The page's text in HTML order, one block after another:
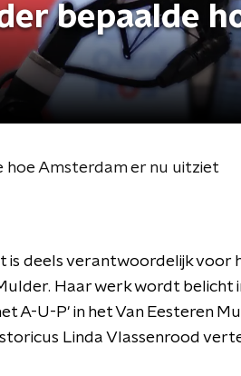
bepaalde
Amsterdam er nu uitziet
is deels verantwoordelijk voor
Haar werk wordt
A-U-P' in het Van Eesteren
Linda Vlassenrood